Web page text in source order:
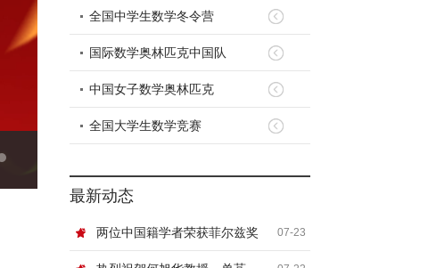
全国中学生数学冬令营
国际数学奥林匹克中国队
中国女子数学奥林匹克
全国大学生数学竞赛
最新动态
两位中国籍学者荣获菲尔兹奖 07-23